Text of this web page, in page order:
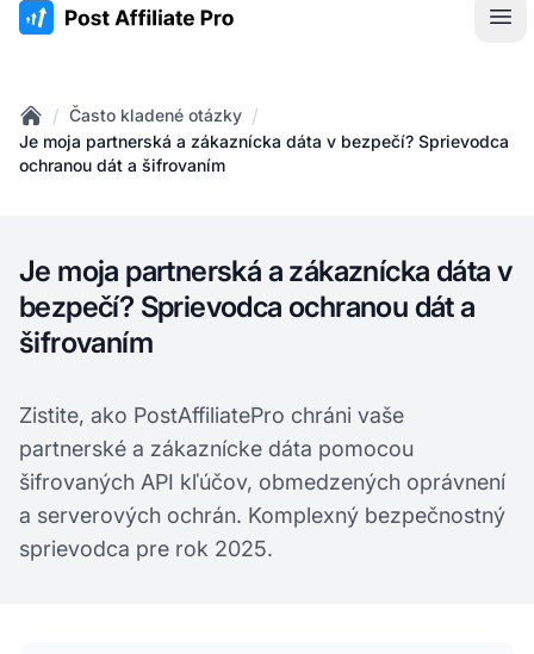
:site.title
Home
/ Často kladené otázky /
Je moja partnerská a zákaznícka dáta v bezpečí? Sprievodca
ochranou dát a šifrovaním
Je moja partnerská a zákaznícka dáta v
bezpečí? Sprievodca ochranou dát a
šifrovaním
Zistite, ako PostAffiliatePro chráni vaše
partnerské a zákaznícke dáta pomocou
šifrovaných API kľúčov, obmedzených oprávnení
a serverových ochrán. Komplexný bezpečnostný
sprievodca pre rok 2025.